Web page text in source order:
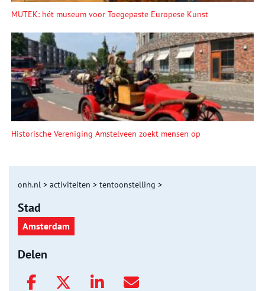
MUTEK: hét museum voor Toegepaste Europese Kunst
Historische Vereniging Amstelveen zoekt mensen op
onh.nl > activiteiten > tentoonstelling >
Stad
Amsterdam
Delen